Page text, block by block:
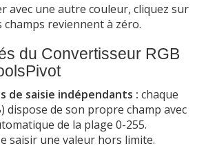
avec une autre couleur, cliquez sur
champs reviennent à zéro.
du Convertisseur RGB
de saisie indépendants : chaque
dispose de son propre champ avec
de la plage 0-255.
saisir une valeur hors limite.